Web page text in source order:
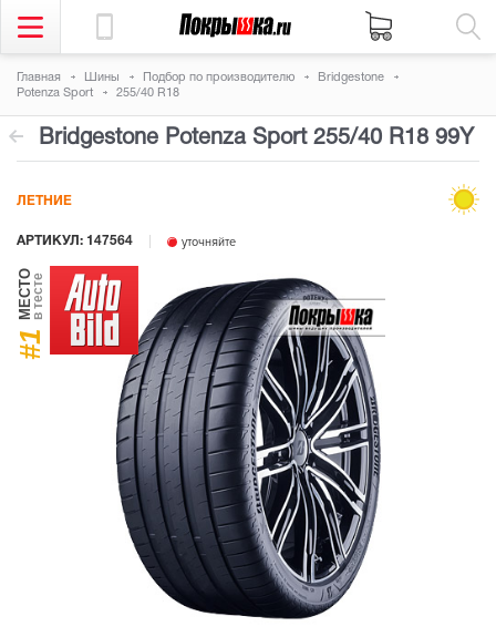
Главная Шины Подбор по производителю
Bridgestone
Potenza Sport
255/40 R18
Bridgestone Potenza Sport 255/40 R18 99Y
АРТИКУЛ: 147564 уточняйте
ЛЕТНИЕ
#1
МЕСТОв тесте